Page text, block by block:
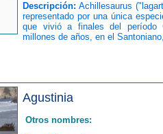
Descripción: Achillesaurus
representado por una única
que vivió a finales del período
millones de años, en el
Agustinia
Otros nombres: